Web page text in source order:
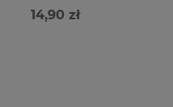
14,90 zł